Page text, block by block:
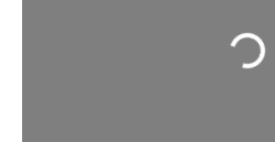
Chargement...